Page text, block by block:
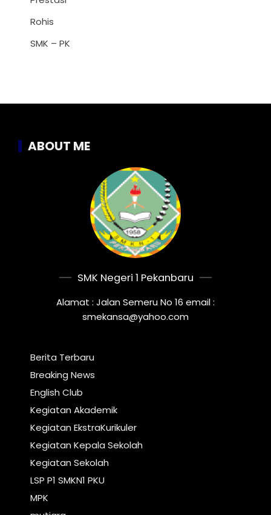
Rohis
SMK – PK
ABOUT ME
SMK Negeri 1 Pekanbaru
Alamat : Jalan Semeru No 16 email :
smekansa@yahoo.com
Berita Terbaru
Breaking News
English Club
Kegiatan Akademik
Kegiatan EkstraKurikuler
Kegiatan Kepala Sekolah
Kegiatan Sekolah
LSP P1 SMKN1 PKU
MPK